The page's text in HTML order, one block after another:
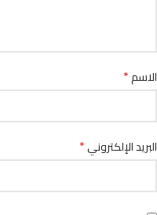
الاسم*
البريد الإلكتروني*